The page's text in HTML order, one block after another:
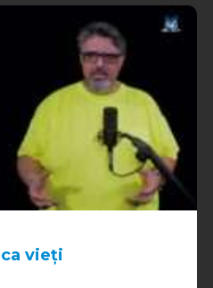
vieți